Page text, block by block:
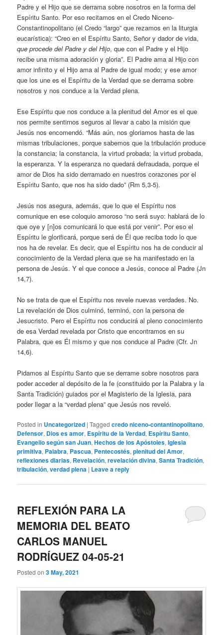
Padre y el Hijo que se derrama sobre nosotros en la forma del
Espíritu Santo. Por eso recitamos en el Credo Niceno-
Constantinopolitano (el Credo “largo” que rezamos en la liturgia
eucarística): “Creo en el Espíritu Santo, Señor y dador de vida,
que procede del Padre y del Hijo, que con el Padre y el Hijo
recibe una misma adoración y gloria”. El Padre ama al Hijo con
amor infinito y el Hijo ama al Padre de igual modo; y ese amor
que los une es el Espíritu de la Verdad que se derrama sobre
nosotros y nos conduce a la Verdad plena.
Ese Espíritu que nos conduce a la plenitud del Amor es el que
nos permite sentirnos seguros al llevar a cabo la misión que
Jesús nos encomendó. “Más aún, nos gloriamos hasta de las
mismas tribulaciones, porque sabemos que la tribulación produce
la constancia; la constancia, la virtud probada; la virtud probada,
la esperanza. Y la esperanza no quedará defraudada, porque el
amor de Dios ha sido derramado en nuestros corazones por el
Espíritu Santo, que nos ha sido dado” (Rm 5,3-5).
Jesús nos asegura, además, que lo que el Espíritu nos
comunique en ese coloquio amoroso “no será suyo: hablará de lo
que oye y [n]os comunicará lo que está por venir”. Por eso el
Espíritu le glorificará, porque será de Él que reciba todo lo que
nos ha de revelar. Es decir, que el Espíritu nos ha de conducir al
conocimiento de la Verdad plena que se ha manifestado en la
persona de Jesús. Y el que conoce a Jesús, conoce al Padre (Jn
14,7).
No se trata de que el Espíritu nos revele nuevas verdades. No.
La revelación de Dios culminó, terminó, con la persona de
Jesucristo. Pero el Espíritu nos conducirá al pleno conocimiento
de esa Verdad revelada por Cristo que encontramos en su
Palabra, que es Él mismo y que nos conduce al Padre (Cfr. Jn
14,6).
Pidamos al Espíritu Santo que se derrame sobre nosotros para
poder acceder al depósito de la fe (constituido por la Palabra y la
Santa Tradición) guiados por el Magisterio de la Iglesia, para
poder llegar a la “verdad plena” que Jesús nos reveló.
Posted in Uncategorized |Tagged credo niceno-contantinopolitano,
Defensor, Dios es amor, Espíritu de la Verdad, Espíritu Santo,
Evangelio según san Juan,Hechos de los Apóstoles,Iglesia
primitiva, Palabra, Pascua, Pentecostés,plenitud del Amor,
reflexiones diarias, Revelación,revelación divina,Santa Tradición,
tribulación,verdad plena | Leave a reply
REFLEXIÓN PARA LA
MEMORIA DEL BEATO
CARLOS MANUEL
RODRÍGUEZ 04-05-21
Posted on3 May, 2021